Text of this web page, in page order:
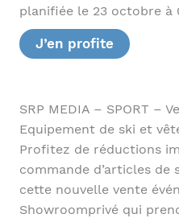
planifiée le 23 octobre à
J’en profite
SRP MEDIA – SPORT –
Equipement de ski et
Profitez de réductions
commande d’articles
cette nouvelle vente
Showroomprivé qui